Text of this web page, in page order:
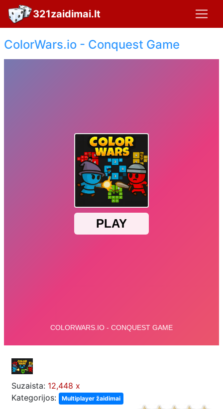
321zaidimai.lt
ColorWars.io - Conquest Game
Suzaista: 12,448 x
Kategorijos:
Multiplayer žaidimai